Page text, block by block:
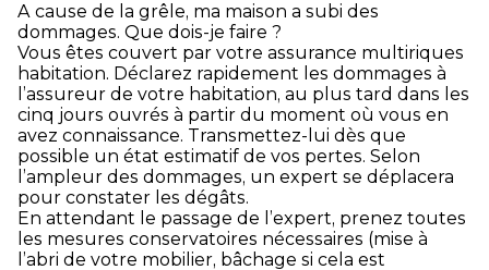
A cause de la grêle, ma maison a subi des
dommages. Que dois-je faire ?
Vous êtes couvert par votre assurance multiriques
habitation. Déclarez rapidement les dommages à
l’assureur de votre habitation, au plus tard dans les
cinq jours ouvrés à partir du moment où vous en
avez connaissance. Transmettez-lui dès que
possible un état estimatif de vos pertes. Selon
l’ampleur des dommages, un expert se déplacera
pour constater les dégâts.
En attendant le passage de l’expert, prenez toutes
les mesures conservatoires nécessaires (mise à
l’abri de votre mobilier, bâchage si cela est